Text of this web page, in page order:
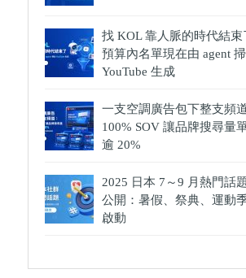
找 KOL 靠人脈的時代結束
預算內名單現在由 agent
YouTube 生成
一支空調廣告包下整支頻
100% SOV 讓品牌搜尋量
逾 20%
2025 日本 7～9 月熱門話
公開：暑假、祭典、運動
啟動